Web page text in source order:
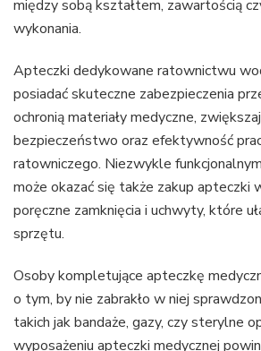
między sobą kształtem, zawartością
wykonania.
Apteczki dedykowane ratownictwu
posiadać skuteczne zabezpieczenia
ochronią materiały medyczne,
bezpieczeństwo oraz efektywność
ratowniczego. Niezwykle
może okazać się także zakup apteczki
poręczne zamknięcia i uchwyty, które
sprzętu.
Osoby kompletujące apteczkę
o tym, by nie zabrakło w niej
takich jak bandaże, gazy, czy sterylne
wyposażeniu apteczki medycznej